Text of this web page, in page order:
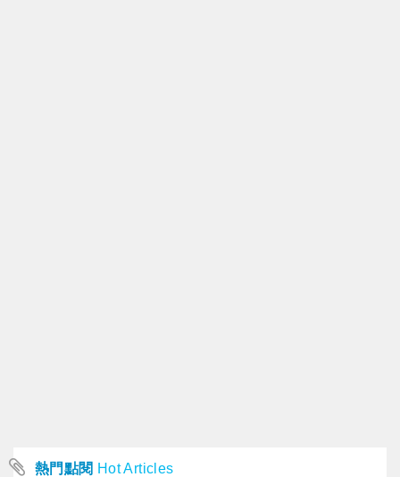
熱門點閱 Hot Articles